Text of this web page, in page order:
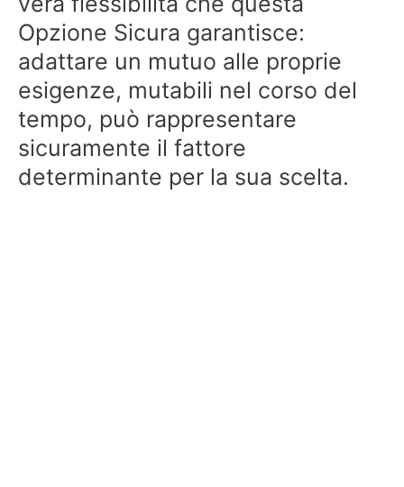
Opzione Sicura garantisce:
adattare un mutuo alle proprie
esigenze, mutabili nel corso del
tempo, può rappresentare
sicuramente il fattore
determinante per la sua scelta.